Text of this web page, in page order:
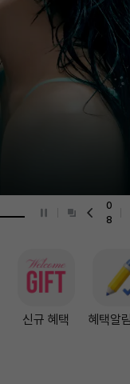
0
8
신규 혜택 혜택알